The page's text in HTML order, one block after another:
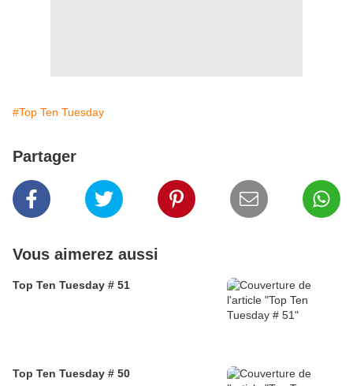
#Top Ten Tuesday
Partager
Vous aimerez aussi
Top Ten Tuesday # 51
Top Ten Tuesday # 50